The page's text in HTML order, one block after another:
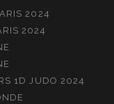
2024
2024
1D JUDO 2024